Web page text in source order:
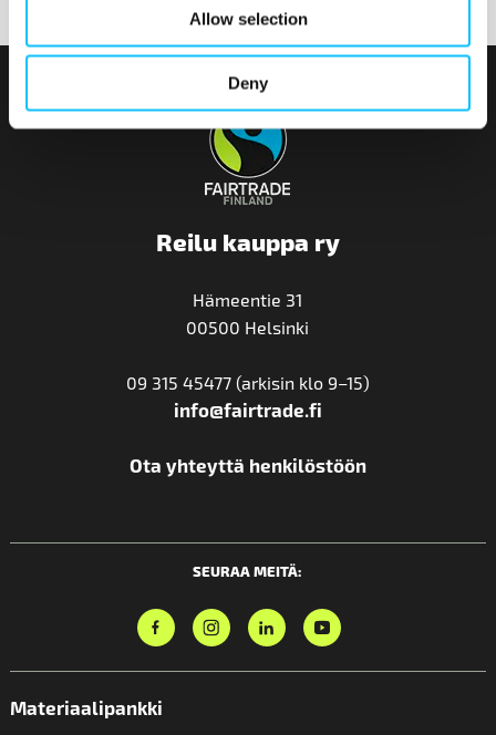
Allow selection
Deny
Reilu kauppa ry
Hämeentie 31
00500 Helsinki
09 315 45477 (arkisin klo 9–15)
info@fairtrade.fi
Ota yhteyttä henkilöstöön
SEURAA MEITÄ:
Materiaalipankki